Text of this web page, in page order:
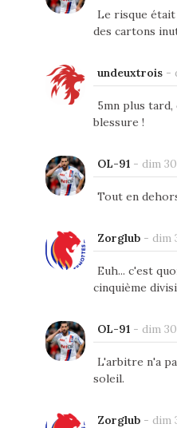
Le risque
des cartons
undeuxtrois-
5mn plus
blessure !
OL-91 - dim
Tout en
Zorglub- dim
Euh... c'est
cinquième
OL-91 - dim
L'arbitre n'a
soleil.
Zorglub- dim